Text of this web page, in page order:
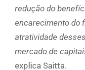
redução do
encarecimento do
atratividade
mercado de
explica Saitta.